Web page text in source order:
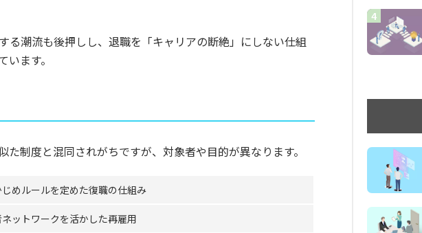
る潮流も後押しし、退職を「キャリアの断絶」にしない仕組
ます。
制度と混同されがちですが、対象者や目的が異なります。
じめルールを定めた復職の仕組み
ットワークを活かした再雇用